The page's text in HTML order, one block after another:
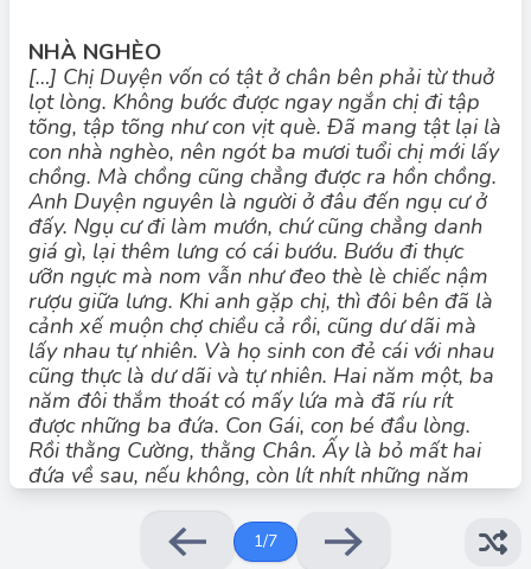
NHÀ NGHÈO
[…] Chị Duyện vốn có tật ở chân bên phải từ thuở
lọt lòng. Không bước được ngay ngắn chị đi tập
tõng, tập tõng như con vịt què. Ðã mang tật lại là
con nhà nghèo, nên ngót ba mươi tuổi chị mới lấy
chồng. Mà chồng cũng chẳng được ra hồn chồng.
Anh Duyện nguyên là người ở đâu đến ngụ cư ở
đấy. Ngụ cư đi làm mướn, chứ cũng chẳng danh
giá gì, lại thêm lưng có cái bướu. Bướu đi thực
ưỡn ngực mà nom vẫn như đeo thè lè chiếc nậm
rượu giữa lưng. Khi anh gặp chị, thì đôi bên đã là
cảnh xế muộn chợ chiều cả rồi, cũng dư dãi mà
lấy nhau tự nhiên. Và họ sinh con đẻ cái với nhau
cũng thực là dư dãi và tự nhiên. Hai năm một, ba
năm đôi thắm thoát có mấy lứa mà đã ríu rít
được những ba đứa. Con Gái, con bé đầu lòng.
Rồi thằng Cường, thằng Chân. Ấy là bỏ mất hai
đứa về sau, nếu không, còn lít nhít những năm
đứa. Thêm ba miệng con ăn, cũng đã là khổ lắm
rồi. Nhiều khi vợ chồng cãi nhau om sòm lên cũng
chỉ vì vấn đề mấy đứa trẻ nhãi ăn không ngồi rồi
Đáp án đúng: B
Thể loại của văn bản là truyện ngắn.
1/7